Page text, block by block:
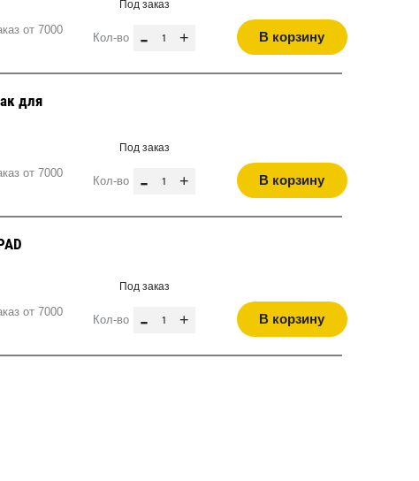
от 7000
Под заказ
Кол-во - + В корзину
для
от 7000
Под заказ
Кол-во - + В корзину
от 7000
Под заказ
Кол-во - + В корзину